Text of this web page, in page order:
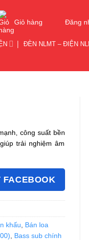
Giỏ hàng Đăng
ĐÈN NLMT – ĐIỆN
công suất bền
trải nghiệm âm
FACEBOOK
khấu
Bán loa
Bass sub chính